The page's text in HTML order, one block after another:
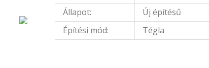
Állapot:
Új építésű
Építési mód:
Tégla